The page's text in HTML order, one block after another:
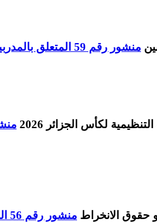
منشور رقم 59 المتعلق بالمدربين
منشور رقم 56 المتعلق بأجال و حقوق الانخراط